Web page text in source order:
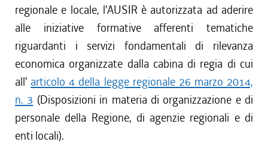
regionale e locale, l'AUSIR è autorizzata ad aderire
alle iniziative formative afferenti tematiche
riguardanti i servizi fondamentali di rilevanza
economica organizzate dalla cabina di regia di cui
all' articolo 4 della legge regionale 26 marzo 2014,
n. 3 (Disposizioni in materia di organizzazione e di
personale della Regione, di agenzie regionali e di
enti locali).